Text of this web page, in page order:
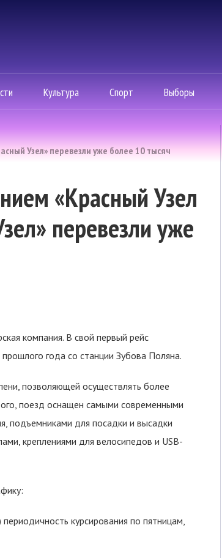
Культура Спорт Выборы
Узел» перевезли уже более 10 тысяч
«Красный Узел
перевезли уже
компания. В свой первый рейс
года со станции Зубова Поляна.
позволяющей осуществлять более
поезд оснащен самыми современными
подъемниками для посадки и высадки
креплениями для велосипедов и USB-
курсирования по пятницам,